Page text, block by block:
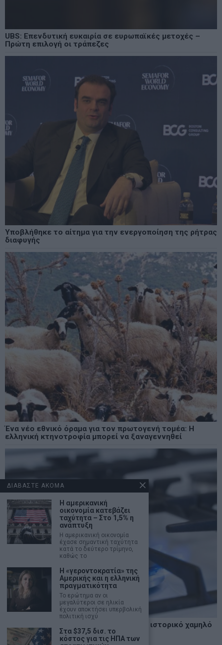
UBS: Επενδυτική ευκαιρία σε ευρωπαϊκές μετοχές –
Πρώτη επιλογή οι τράπεζες
Υποβλήθηκε το αίτημα για την ενεργοποίηση της ρήτρας
διαφυγής
Ένα νέο εθνικό όραμα για τον πρωτογενή τομέα: Η
ελληνική κτηνοτροφία μπορεί να ξαναγεννηθεί
Τα αποθέματα φυσικού αερίου άγγιξαν ιστορικό χαμηλό
– Φόβοι για νέο ενεργειακό σοκ
ΔΙΑΒΑΣΤΕ ΑΚΟΜΑ
Η αμερικανική
οικονομία κατεβάζει
ταχύτητα – Στο 1,5% η
ανάπτυξη
Η αμερικανική οικονομία
έχασε σημαντική ταχύτητα
κατά το δεύτερο τρίμηνο,
καθώς το
Η «γεροντοκρατία» της
Αμερικής και η ελληνική
πραγματικότητα
Το ερώτημα αν οι
μεγαλύτεροι σε ηλικία
έχουν αποκτήσει υπερβολική
πολιτική ισχύ
Στα $37,5 δισ. το
κόστος για τις ΗΠΑ των